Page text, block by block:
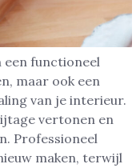
een functioneel
maar ook een
van je interieur.
vertonen en
Professioneel
maken, terwijl